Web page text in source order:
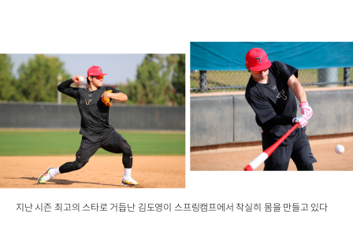
지난 시즌 최고의 스타로 거듭난 김도영이 스프링캠프에서 착실히 몸을 만들고 있다